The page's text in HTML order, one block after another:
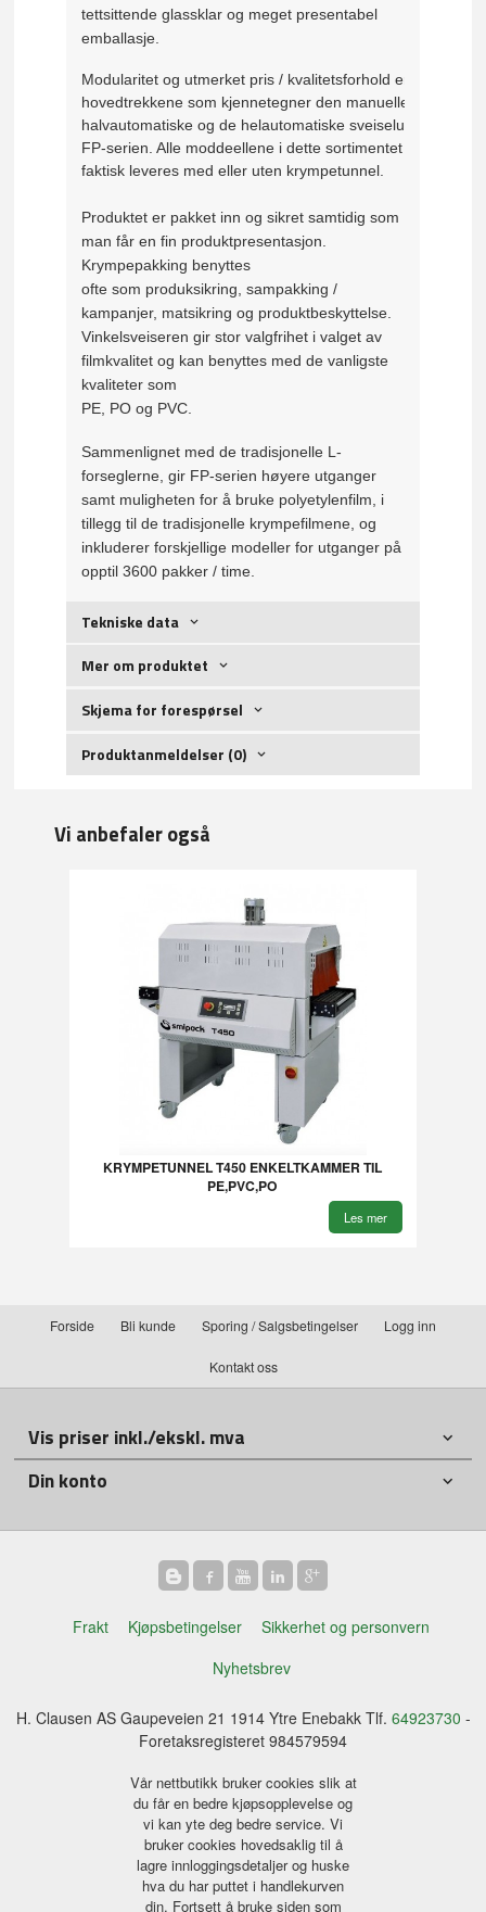
tettsittende glassklar og meget presentabel
emballasje.
Modularitet og utmerket pris / kvalitetsforhold er
hovedtrekkene som kjennetegner den manuelle,
halvautomatiske og de helautomatiske sveiselukkingene i
FP-serien. Alle moddeellene i dette sortimentet kan
faktisk leveres med eller uten krympetunnel.
Produktet er pakket inn og sikret samtidig som
man får en fin produktpresentasjon.
Krympepakking benyttes
ofte som produksikring, sampakking /
kampanjer, matsikring og produktbeskyttelse.
Vinkelsveiseren gir stor valgfrihet i valget av
filmkvalitet og kan benyttes med de vanligste
kvaliteter som
PE, PO og PVC.
Sammenlignet med de tradisjonelle L-
forseglerne, gir FP-serien høyere utganger
samt muligheten for å bruke polyetylenfilm, i
tillegg til de tradisjonelle krympefilmene, og
inkluderer forskjellige modeller for utganger på
opptil 3600 pakker / time.
Tekniske data
Mer om produktet
Skjema for forespørsel
Produktanmeldelser (0)
Vi anbefaler også
KRYMPETUNNEL T450 ENKELTKAMMER TIL
PE,PVC,PO
Les mer
Forside Bli kunde Sporing / Salgsbetingelser Logg inn
Kontakt oss
Vis priser inkl./ekskl. mva
Din konto
Frakt Kjøpsbetingelser
Sikkerhet og personvern
Nyhetsbrev
H. Clausen AS Gaupeveien 21 1914 Ytre Enebakk Tlf. 64923730 -
Foretaksregisteret 984579594
Vår nettbutikk bruker cookies slik at
du får en bedre kjøpsopplevelse og
vi kan yte deg bedre service. Vi
bruker cookies hovedsaklig til å
lagre innloggingsdetaljer og huske
hva du har puttet i handlekurven
din. Fortsett å bruke siden som